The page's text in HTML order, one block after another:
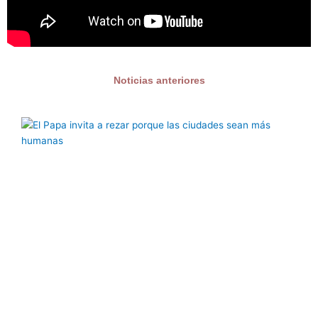
Noticias anteriores